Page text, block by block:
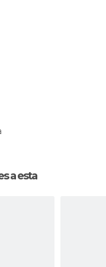
a esta